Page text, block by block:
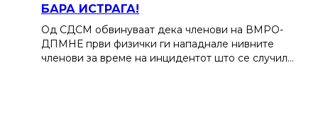
БАРА ИСТРАГА!
Од СДСМ обвинуваат дека членови на ВМРО-
ДПМНЕ први физички ги нападнале нивните
членови за време на инцидентот што се случил…